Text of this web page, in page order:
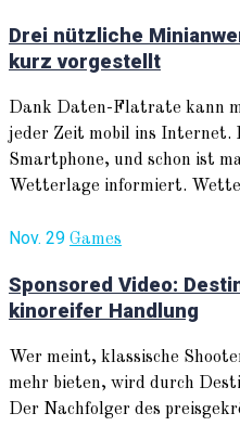
Drei nützliche
kurz vorgestellt
Dank Daten-Flatrate kann
jeder Zeit mobil ins Internet.
Smartphone, und schon ist
Wetterlage informiert.
Nov. 29 Games
Sponsored Video:
kinoreifer Handlung
Wer meint, klassische
mehr bieten, wird durch
Der Nachfolger des